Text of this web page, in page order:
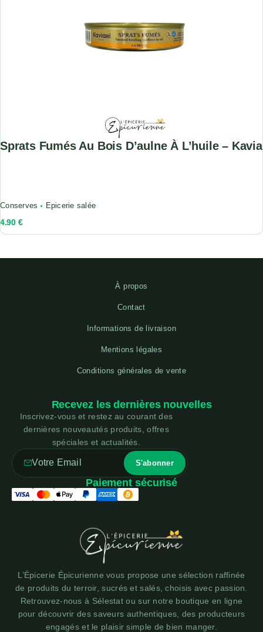
Sprats Fumés Au Bois D’aulne À L’huile –
Conserves Epicerie salée
4.90 €
À propos
Contact
Informations de livraison
Mentions légales
Conditions générales de vente
L’Épicerie Épicurienne vous propose une sélection raffinée
de produits du terroir, sucrés et salés, choisis avec passion.
Retrouvez-nous à Sélestat ou sur notre boutique en ligne
pour découvrir des saveurs authentiques, des producteurs
engagés et le plaisir simple de bien manger.
Recevez les dernières nouvelles
Inscrivez-vous et restez au courant des
dernières nouveautés produits, offres
spéciales et actualités.
Paiement sécurisé